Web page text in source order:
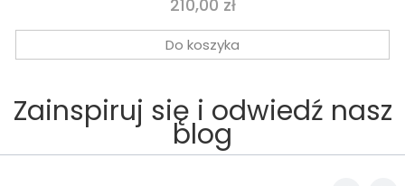
210,00 zł
Do koszyka
Zainspiruj się i odwiedź nasz
blog